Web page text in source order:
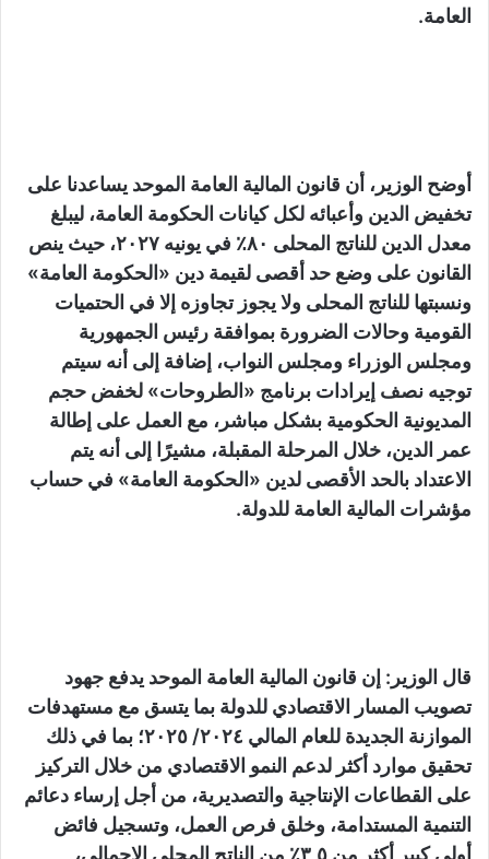
العامة.
أوضح الوزير، أن قانون المالية العامة الموحد يساعدنا على
تخفيض الدين وأعبائه لكل كيانات الحكومة العامة، ليبلغ
معدل الدين للناتج المحلى ٨٠٪ في يونيه ٢٠٢٧، حيث ينص
القانون على وضع حد أقصى لقيمة دين «الحكومة العامة»
ونسبتها للناتج المحلى ولا يجوز تجاوزه إلا في الحتميات
القومية وحالات الضرورة بموافقة رئيس الجمهورية
ومجلس الوزراء ومجلس النواب، إضافة إلى أنه سيتم
توجيه نصف إيرادات برنامج «الطروحات» لخفض حجم
المديونية الحكومية بشكل مباشر، مع العمل على إطالة
عمر الدين، خلال المرحلة المقبلة، مشيرًا إلى أنه يتم
الاعتداد بالحد الأقصى لدين «الحكومة العامة» في حساب
مؤشرات المالية العامة للدولة.
قال الوزير: إن قانون المالية العامة الموحد يدفع جهود
تصويب المسار الاقتصادي للدولة بما يتسق مع مستهدفات
الموازنة الجديدة للعام المالي ٢٠٢٤/ ٢٠٢٥؛ بما في ذلك
تحقيق موارد أكثر لدعم النمو الاقتصادي من خلال التركيز
على القطاعات الإنتاجية والتصديرية، من أجل إرساء دعائم
التنمية المستدامة، وخلق فرص العمل، وتسجيل فائض
أولي كبير أكثر من ٣,٥٪ من الناتج المحلي الإجمالي،